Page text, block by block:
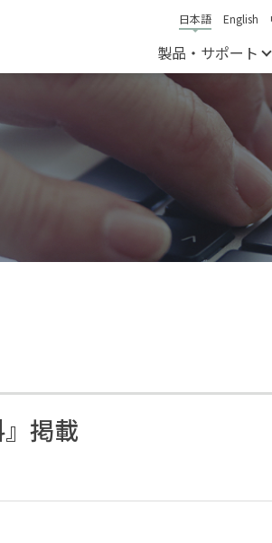
日本語 English
製品・サポート
掲載